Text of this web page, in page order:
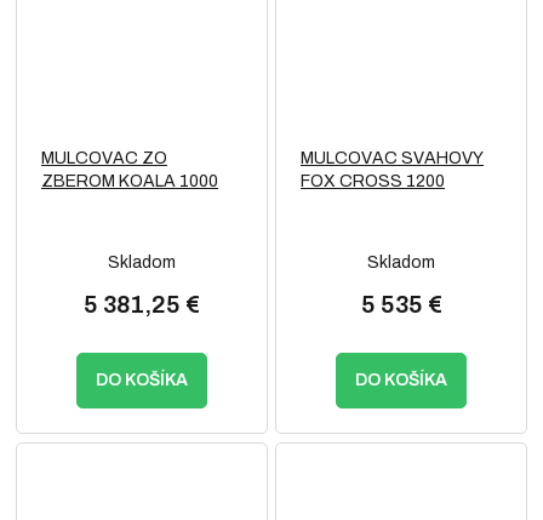
MULCOVAC ZO
ZBEROM KOALA 1000
Skladom
5 381,25 €
DO KOŠÍKA
MULCOVAC SVAHOVY
FOX CROSS 1200
Skladom
5 535 €
DO KOŠÍKA